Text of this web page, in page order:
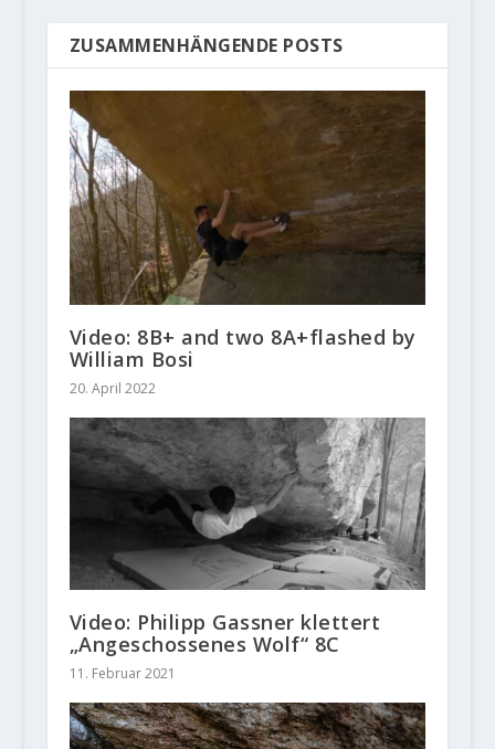
ZUSAMMENHÄNGENDE POSTS
Video: 8B+ and two 8A+flashed by
William Bosi
20. April 2022
Video: Philipp Gassner klettert
„Angeschossenes Wolf“ 8C
11. Februar 2021